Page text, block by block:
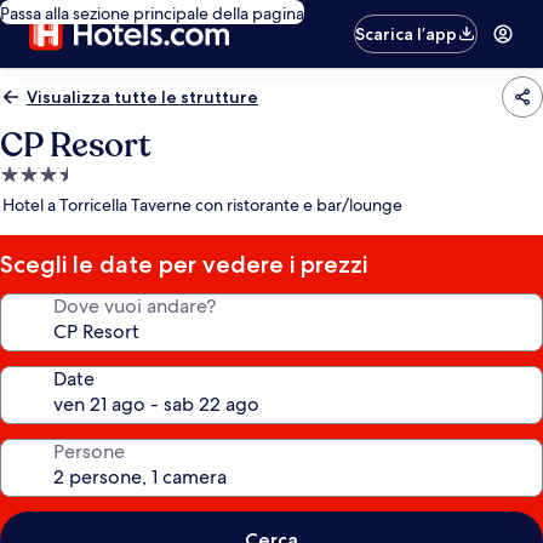
Passa alla sezione principale della pagina
Scarica l’app
Visualizza tutte le strutture
CP Resort
Struttura
a
stelle
Hotel a Torricella Taverne con ristorante e bar/lounge
Scegli le date per vedere i prezzi
Dove vuoi andare?
Date
Persone